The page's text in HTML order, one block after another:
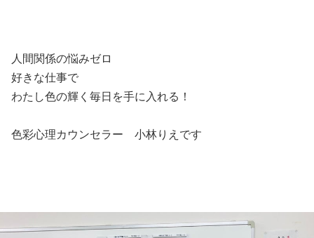
人間関係の悩みゼロ
好きな仕事で
わたし色の輝く毎日を手に入れる！
色彩心理カウンセラー 小林りえです